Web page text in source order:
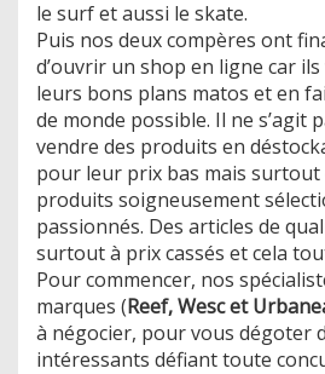
le surf et aussi le skate.
Puis nos deux compères ont
d’ouvrir un shop en ligne car
leurs bons plans matos et en
de monde possible. Il ne s’agit
vendre des produits en
pour leur prix bas mais surtout
produits soigneusement
passionnés. Des articles de
surtout à prix cassés et cela
​Pour commencer, nos
marques (Reef, Wesc et
à négocier, pour vous dégoter
intéressants défiant toute